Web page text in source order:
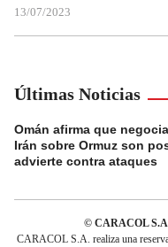
13/07/2023
Últimas Noticias
Omán afirma que
Irán sobre Ormuz son
advierte contra ataques
© CARACOL S.A.
CARACOL S.A. realiza una